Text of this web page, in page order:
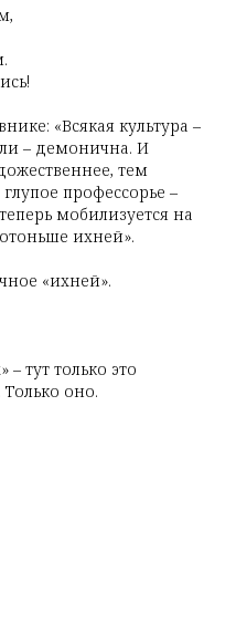
«Всякая культура –
– демонична. И
тем
профессорье –
мобилизуется на
ихней».
«ихней».
тут только это
оно.